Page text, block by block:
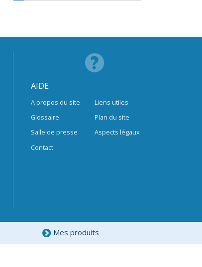
AIDE
A propos du site
Glossaire
Salle de presse
Contact
Liens utiles
Plan du site
Aspects légaux
Mes produits